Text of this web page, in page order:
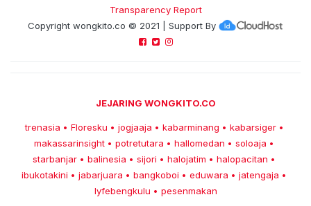
Transparency Report
Copyright wongkito.co © 2021 | Support By
JEJARING WONGKITO.CO
trenasia • Floresku • jogjaaja • kabarminang • kabarsiger •
makassarinsight • potretutara • hallomedan • soloaja •
starbanjar • balinesia • sijori • halojatim • halopacitan •
ibukotakini • jabarjuara • bangkoboi • eduwara • jatengaja •
lyfebengkulu • pesenmakan